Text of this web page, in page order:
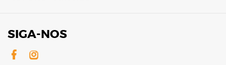
SIGA-NOS
Facebook
Instagram